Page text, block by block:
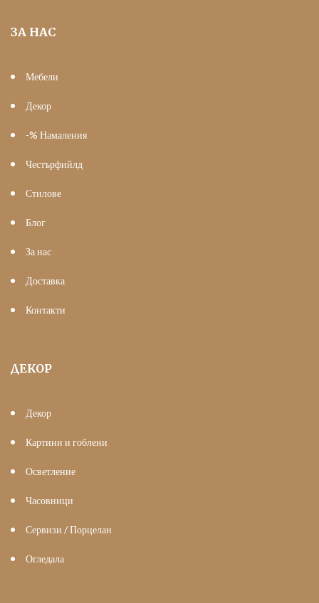
ЗА НАС
Мебели
Декор
-% Намаления
Честърфийлд
Стилове
Блог
За нас
Доставка
Контакти
ДЕКОР
Декор
Картини и гоблени
Осветление
Часовници
Сервизи / Порцелан
Огледала